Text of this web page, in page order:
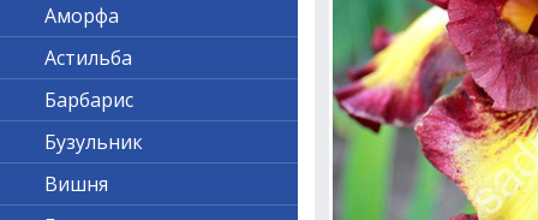
Аморфа
Астильба
Барбарис
Бузульник
Вишня